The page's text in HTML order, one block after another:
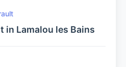
in Lamalou les Bains